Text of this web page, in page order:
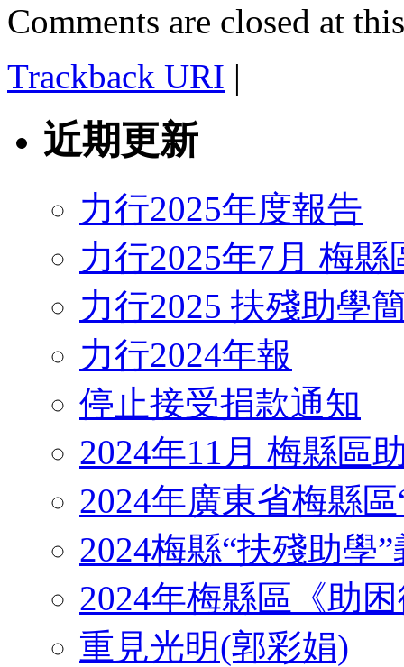
Comments are closed at
Trackback URI |
近期更新
力行2025年度報告
力行2025年7月 梅
力行2025 扶殘助學
力行2024年報
停止接受捐款通知
2024年11月 梅縣區
2024年廣東省梅縣
2024梅縣“扶殘助學
2024年梅縣區《助
重見光明(郭彩娟)